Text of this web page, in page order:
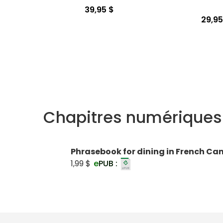
39,95 $
Chapitres numériques
Phrasebook for dining in French
1,99 $ ePUB :